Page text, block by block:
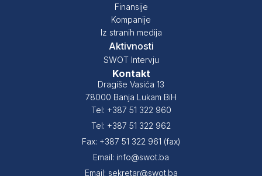
Finansije
Kompanije
Iz stranih medija
Aktivnosti
SWOT Intervju
Kontakt
Dragiše Vasića 13
78000 Banja Lukam BiH
Tel: +387 51 322 960
Tel: +387 51 322 962
Fax: +387 51 322 961 (fax)
Email: info@swot.ba
Email: sekretar@swot.ba